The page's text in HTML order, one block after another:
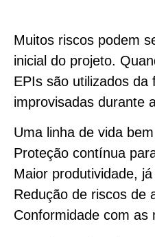
Muitos riscos podem
inicial do projeto.
EPIs são utilizados da
improvisadas durante
Uma linha de vida
Proteção contínua
Maior produtividade,
Redução de riscos de
Conformidade com as